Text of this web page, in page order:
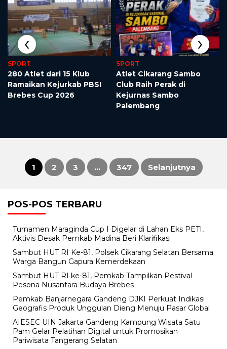
SPORT
280 Atlet dari 15 Klub
Ramaikan Kejurkab PBSI
Brebes Cup 2026
SPORT
Atlet Cikarang Sambo
Club Raih Perak di
Kejurnas Sambo
Palembang
‹ ›
Paginasi
pos
1 2 3 … 347 Selanjutnya
POS-POS TERBARU
Turnamen Maraginda Cup I Digelar di Lahan Eks PETI,
Aktivis Desak Pemkab Madina Beri Klarifikasi
Sambut HUT RI Ke-81, Polsek Cikarang Selatan Bersama
Warga Bangun Gapura Kemerdekaan
Sambut HUT RI ke-81, Pemkab Tampilkan Pestival
Pesona Nusantara Budaya Brebes
Pemkab Banjarnegara Gandeng DJKI Perkuat Indikasi
Geografis Produk Unggulan Dieng Menuju Pasar Global
AIESEC UIN Jakarta Gandeng Kampung Wisata Satu
Pam Gelar Pelatihan Digital untuk Promosikan
Pariwisata Tangerang Selatan